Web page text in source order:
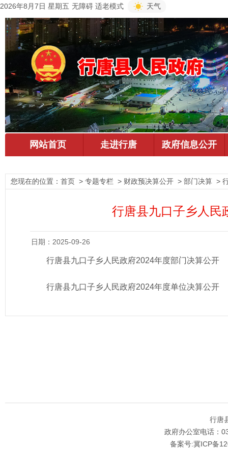
2026年8月7日 星期五 无障碍 适老模式 天气
您现在的位置： 首页 > 专题专栏 > 财政预决算公开 > 部门决算 >
行唐县九口子乡人民
日期：2025-09-26
行唐县九口子乡人民政府2024年度部门决算公开
行唐县九口子乡人民政府2024年度单位决算公开